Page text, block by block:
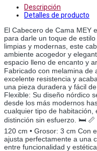
Descripción
Detalles de producto
El Cabecero de Cama MEY
para darle un toque de
limpias y modernas, este
ambiente acogedor y
espacio lleno de encanto y
Fabricado con melamina de
excelente resistencia y
una pieza duradera y fácil
Flexible: Su diseño nórdico
desde los más modernos
cualquier tipo de
distinción sin esfuerzo. 🛏️ 📏
120 cm • Grosor: 3 cm Con
ajusta perfectamente a una
entre funcionalidad y